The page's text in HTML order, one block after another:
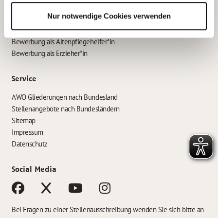
Nur notwendige Cookies verwenden
Bewerbung als Altenpfleger*in
Bewerbung als Krankenpfleger*in
Bewerbung als Altenpflegehelfer*in
Bewerbung als Erzieher*in
Service
AWO Gliederungen nach Bundesland
Stellenangebote nach Bundesländern
Sitemap
Impressum
Datenschutz
Social Media
Bei Fragen zu einer Stellenausschreibung wenden Sie sich bitte an